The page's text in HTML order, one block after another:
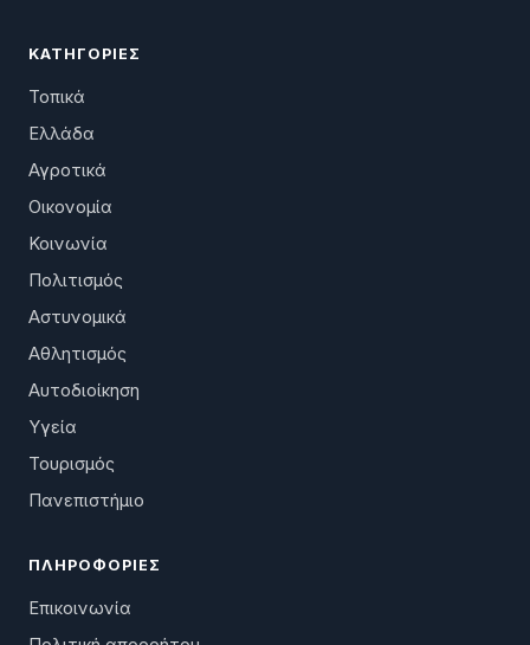
ΚΑΤΗΓΟΡΊΕΣ
Τοπικά
Ελλάδα
Αγροτικά
Οικονομία
Κοινωνία
Πολιτισμός
Αστυνομικά
Αθλητισμός
Αυτοδιοίκηση
Υγεία
Τουρισμός
Πανεπιστήμιο
ΠΛΗΡΟΦΟΡΊΕΣ
Επικοινωνία